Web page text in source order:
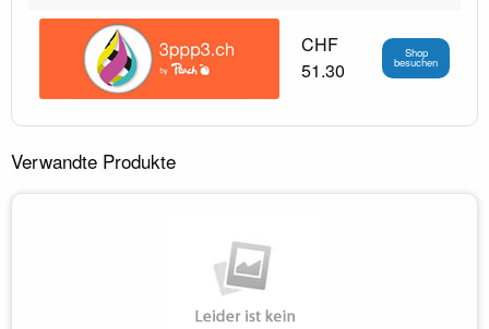
CHF
51.30
Shop
besuchen
Verwandte Produkte